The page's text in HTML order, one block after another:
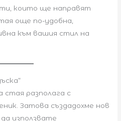
които ще направят
още по-удобна,
към вашия стил на
стая разполага с
Затова създадохме нов
използвате